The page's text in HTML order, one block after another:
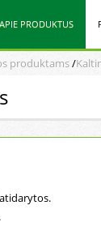
APIE PRODUKTUS
produktams/